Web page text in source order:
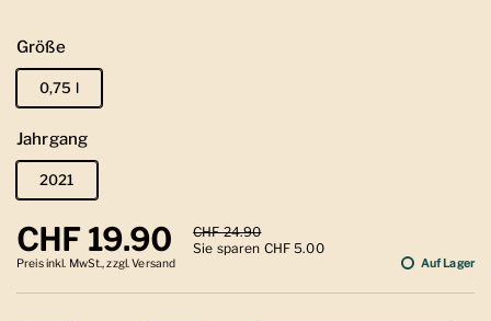
Größe
0,75 l
Jahrgang
2021
Regulärer Preis
CHF 19.90 Sale-Preis
CHF 24.90
Sie sparen CHF 5.00
Preis inkl. MwSt., zzgl. Versand Auf Lager